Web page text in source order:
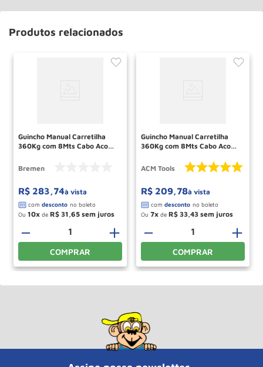
Produtos relacionados
Guincho Manual Carretilha
360Kg com 8Mts Cabo Aco
Bremen
R$ 283,74à vista
Ou 10 de R$ 31,65
＋
－
COMPRAR
Guincho Manual Carretilha
360Kg com 8Mts Cabo Aco
ACM Tools
R$ 209,78à vista
Ou 7 de R$ 33,43
＋
－
COMPRAR